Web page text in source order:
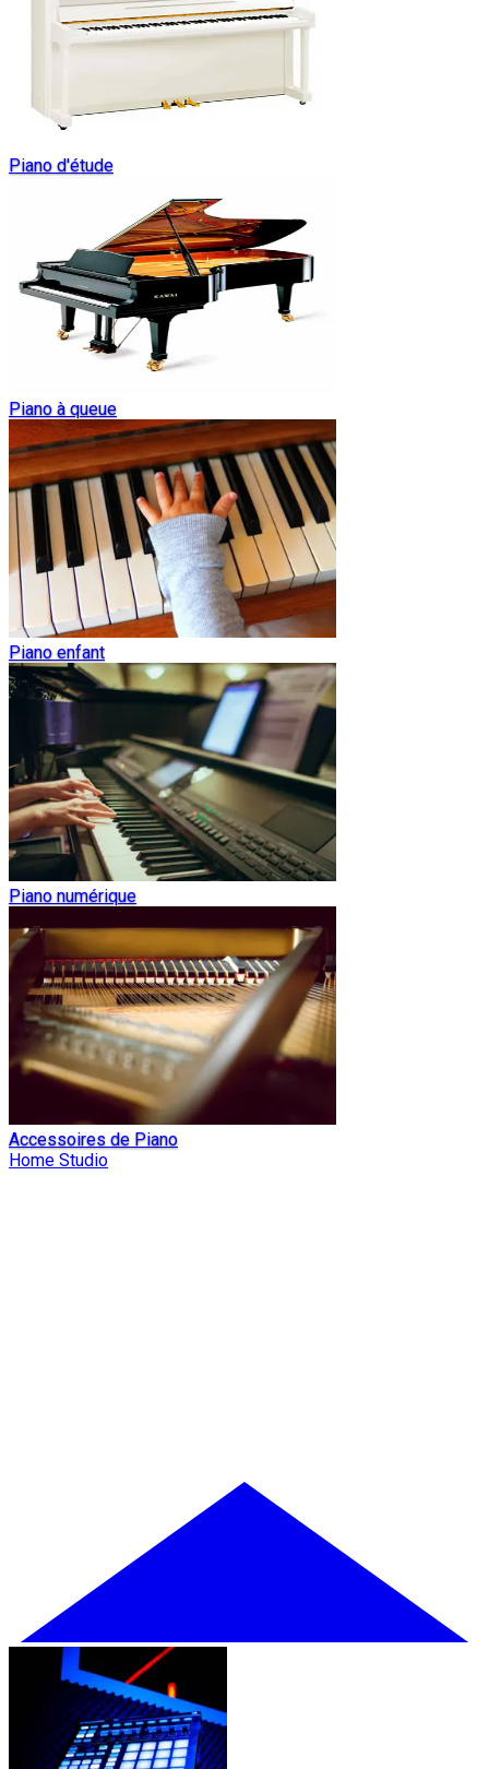
Piano d'étude
Piano à queue
Piano enfant
Piano numérique
Accessoires de Piano
Home Studio